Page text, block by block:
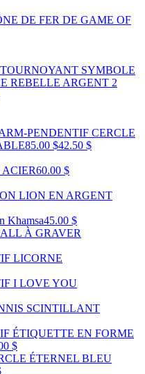
DE FER DE GAME OF
SYMBOLE
REBELLE ARGENT 2
PENDENTIF CERCLE
85.00 $42.50 $
60.00 $
LION EN ARGENT
Khamsa45.00 $
À GRAVER
LICORNE
I LOVE YOU
SCINTILLANT
ÉTIQUETTE EN FORME
$
ÉTERNEL BLEU